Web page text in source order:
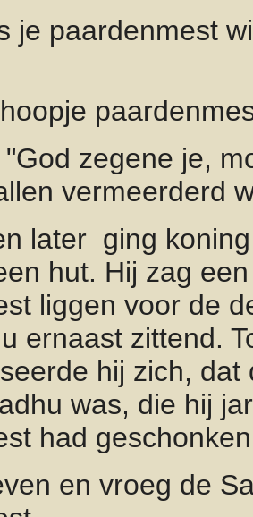
je paardenmest
"God zegene je,
vermeerderd
later ging
hut. Hij zag
liggen voor de
ernaast zittend.
hij zich, dat
was, die hij
had
en vroeg de